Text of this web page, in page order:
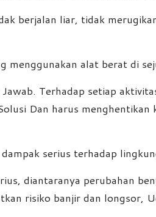
berjalan liar, tidak
menggunakan alat berat di
Terhadap setiap
Dan harus menghentikan
serius terhadap
diantaranya perubahan
risiko banjir dan longsor,